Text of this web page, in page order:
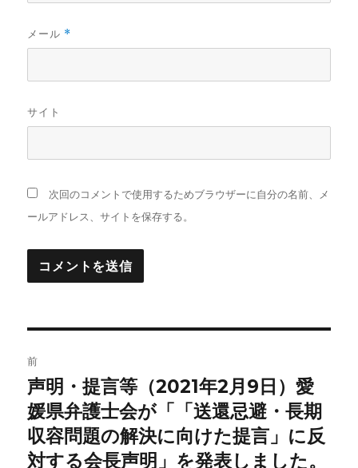
メール *
サイト
次回のコメントで使用するためブラウザーに自分の名前、メ
ールアドレス、サイトを保存する。
稿
ナ
ビ
前
前
の
投
稿:
声明・提言等（2021年2月9日）愛
媛県弁護士会が「「送還忌避・長期
収容問題の解決に向けた提言」に反
対する会長声明」を発表しました。